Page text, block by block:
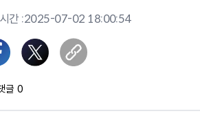
간 :2025-07-02 18:00:54
글 0